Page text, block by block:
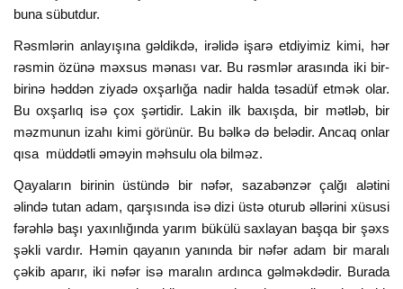
buna sübutdur.
Rəsmlərin anlayışına gəldikdə, irəlidə işarə etdiyimiz kimi, hər
rəsmin özünə məxsus mənası var. Bu rəsmlər arasında iki bir-
birinə həddən ziyadə oxşarlığa nadir halda təsadüf etmək olar.
Bu oxşarlıq isə çox şərtidir. Lakin ilk baxışda, bir mətləb, bir
məzmunun izahı kimi görünür. Bu bəlkə də belədir. Ancaq onlar
qısa müddətli əməyin məhsulu ola bilməz.
Qayaların birinin üstündə bir nəfər, sazabənzər çalğı alətini
əlində tutan adam, qarşısında isə dizi üstə oturub əllərini xüsusi
fərəhlə başı yaxınlığında yarım bükülü saxlayan başqa bir şəxs
şəkli vardır. Həmin qayanın yanında bir nəfər adam bir maralı
çəkib aparır, iki nəfər isə maralın ardınca gəlməkdədir. Burada